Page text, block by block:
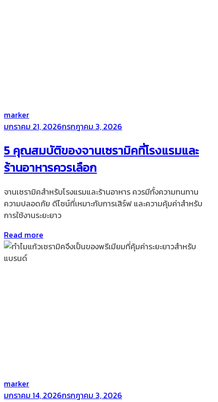
by
marker
Posted
มกราคม 21, 2026กรกฎาคม 3, 2026
5 คุณสมบัติของจานเซรามิคที่โรงแรมและ
ร้านอาหารควรเลือก
จานเซรามิคสำหรับโรงแรมและร้านอาหาร ควรมีทั้งความทนทาน
ความปลอดภัย ดีไซน์ที่เหมาะกับการเสิร์ฟ และความคุ้มค่าสำหรับ
การใช้งานระยะยาว
Read more
by
marker
Posted
มกราคม 14, 2026กรกฎาคม 3, 2026